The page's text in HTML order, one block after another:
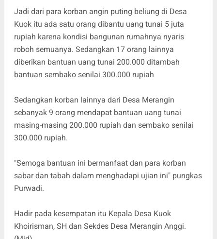
Jadi dari para korban angin puting beliung di Desa
Kuok itu ada satu orang dibantu uang tunai 5 juta
rupiah karena kondisi bangunan rumahnya nyaris
roboh semuanya. Sedangkan 17 orang lainnya
diberikan bantuan uang tunai 200.000 ditambah
bantuan sembako senilai 300.000 rupiah
Sedangkan korban lainnya dari Desa Merangin
sebanyak 9 orang mendapat bantuan uang tunai
masing-masing 200.000 rupiah dan sembako senilai
300.000 rupiah.
"Semoga bantuan ini bermanfaat dan para korban
sabar dan tabah dalam menghadapi ujian ini" pungkas
Purwadi.
Hadir pada kesempatan itu Kepala Desa Kuok
Khoirisman, SH dan Sekdes Desa Merangin Anggi.